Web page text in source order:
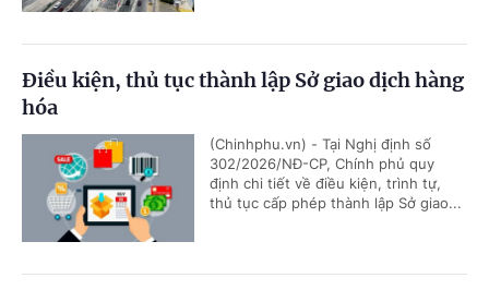
Điều kiện, thủ tục thành lập Sở giao dịch hàng
hóa
(Chinhphu.vn) - Tại Nghị định số
302/2026/NĐ-CP, Chính phủ quy
định chi tiết về điều kiện, trình tự,
thủ tục cấp phép thành lập Sở giao...